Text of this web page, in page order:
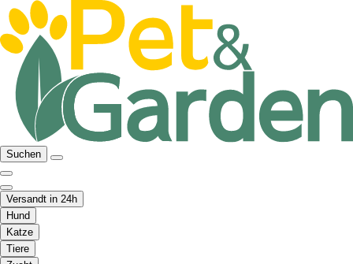
Suchen
Versandt in 24h
Hund
Katze
Tiere